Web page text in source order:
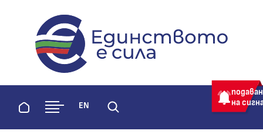
evroto.bgОфициална страница за приемане
Начало EN
на